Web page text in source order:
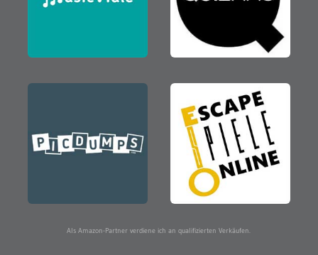
Als Amazon-Partner verdiene ich an qualifizierten Verkäufen.